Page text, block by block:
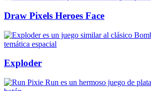
Draw Pixels Heroes Face
Exploder